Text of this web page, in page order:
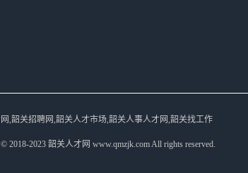
,韶关招聘网,韶关人才市场,韶关人事人才网,韶关找工作
2018-2023 韶关人才网 www.qmzjk.com All rights reserved.